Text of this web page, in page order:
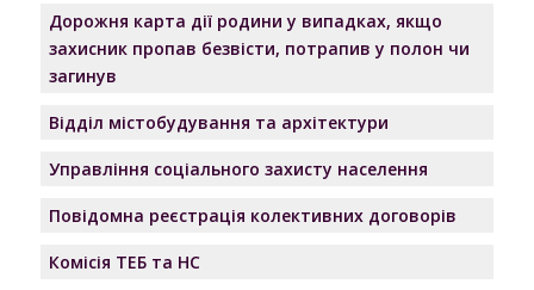
Дорожня карта дії родини у випадках, якщо
захисник пропав безвісти, потрапив у полон чи
загинув
Відділ містобудування та архітектури
Управління соціального захисту населення
Повідомна реєстрація колективних договорів
Комісія ТЕБ та НС